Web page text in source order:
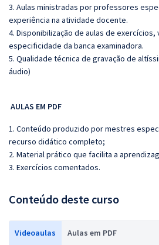
3. Aulas ministradas por professores
experiência na atividade docente.
4. Disponibilização de aulas de exercícios,
especificidade da banca examinadora.
5. Qualidade técnica de gravação de
áudio)
AULAS EM PDF
1. Conteúdo produzido por mestres
recurso didático completo;
2. Material prático que facilita a
3. Exercícios comentados.
Conteúdo deste curso
Videoaulas Aulas em PDF